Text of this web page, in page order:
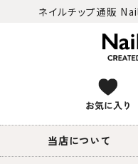
ネイルチップ通販
当店について